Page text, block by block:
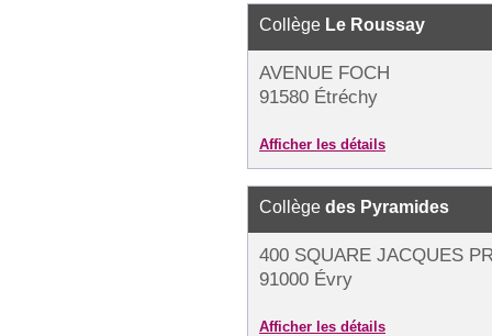
Collège Le Roussay
AVENUE FOCH
91580 Étréchy
Afficher les détails
Collège des Pyramides
400 SQUARE JACQUES
91000 Évry
Afficher les détails